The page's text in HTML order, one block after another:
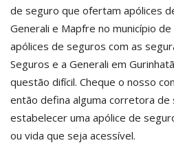
de seguro que ofertam apólices
Generali e Mapfre no município
apólices de seguros com as
Seguros e a Generali em
questão difícil. Cheque o nosso
então defina alguma corretora
estabelecer uma apólice de
ou vida que seja acessível.